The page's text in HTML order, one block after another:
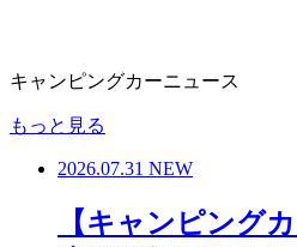
キャンピングカーニュース
もっと見る
2026.07.31 NEW
【キャンピング